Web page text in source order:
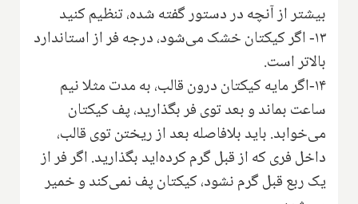
بیشتر از آنچه در دستور گفته شده، تنظیم کنید
۱۳- اگر کیکتان خشک می‌شود، درجه فر از استاندارد
بالاتر است.
۱۴-اگر مایه کیکتان درون قالب، به مدت مثلا نیم
ساعت بماند و بعد توی فر بگذارید، پف کیکتان
می‌خوابد. باید بلافاصله بعد از ریختن توی قالب،
داخل فری که از قبل گرم کرده‌اید بگذارید. اگر فر از
یک ربع قبل گرم نشود، کیکتان پف نمی‌کند و خمیر